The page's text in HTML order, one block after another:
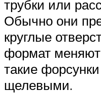
трубки или
Обычно они
круглые
формат меняют
такие
щелевыми.